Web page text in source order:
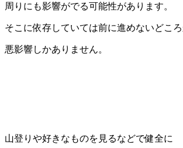
周りにも影響がでる可能性があります。
そこに依存していては前に進めないどこ
悪影響しかありません。
山登りや好きなものを見るなどで健全に